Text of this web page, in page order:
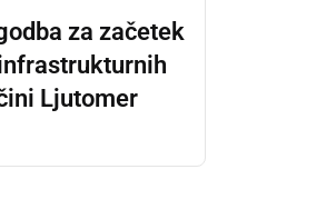
za začetek
Ljutomer